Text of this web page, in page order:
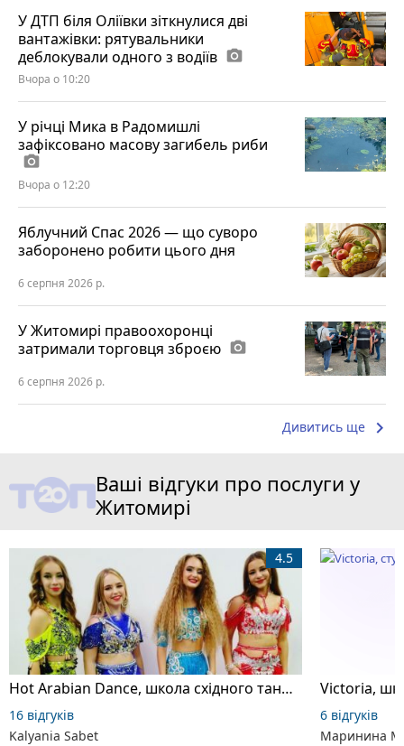
У ДТП біля Оліївки зіткнулися дві
вантажівки: рятувальники
деблокували одного з водіїв photo_camera
Вчора о 10:20
У річці Мика в Радомишлі
зафіксовано масову загибель риби
photo_camera
Вчора о 12:20
Яблучний Спас 2026 — що суворо
заборонено робити цього дня
6 серпня 2026 р.
У Житомирі правоохоронці
затримали торговця зброєю photo_camera
6 серпня 2026 р.
Дивитись ще keyboard_arrow_right
Ваші відгуки про послуги у
Житомирі
Hot Arabian Dance, школа східного танцю
4.5
16 відгуків
Kalyania Sabet
6 відгуків
Маринина